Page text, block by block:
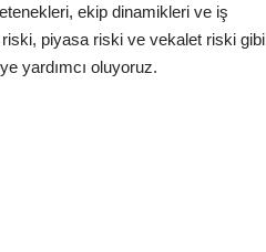
ekip dinamikleri ve iş
riski, piyasa riski ve vekalet riski gibi
yardımcı oluyoruz.